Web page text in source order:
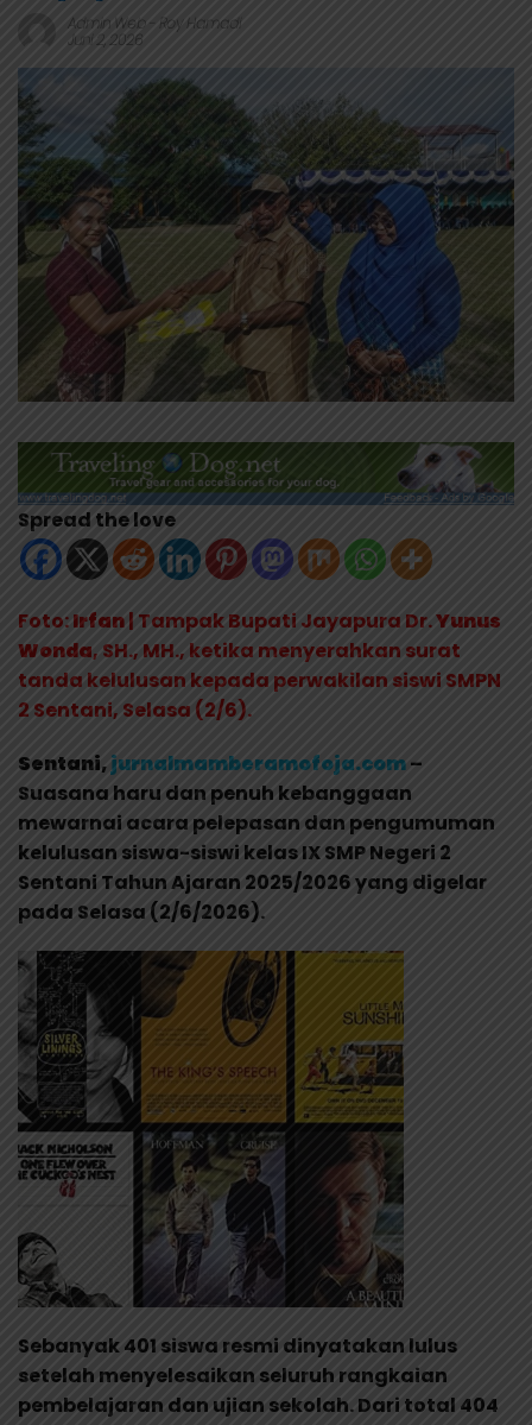
Admin Web - Roy Hamadi
Juni 2, 2026
Spread the love
Foto:Irfan| Tampak Bupati Jayapura Dr.Yunus
Wonda, SH., MH., ketika menyerahkan surat
tanda kelulusan kepada perwakilan siswi SMPN
2 Sentani, Selasa (2/6).
Sentani,jurnalmamberamofoja.com–
Suasana haru dan penuh kebanggaan
mewarnai acara pelepasan dan pengumuman
kelulusan siswa-siswi kelas IX SMP Negeri 2
Sentani Tahun Ajaran 2025/2026 yang digelar
pada Selasa (2/6/2026).
Sebanyak 401 siswa resmi dinyatakan lulus
setelah menyelesaikan seluruh rangkaian
pembelajaran dan ujian sekolah. Dari total 404